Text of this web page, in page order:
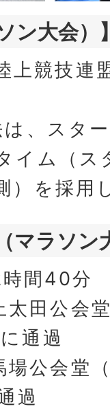
ン大会）
上競技連
、スタ
イム（ス
）を採用
マラソン
間40分
太田公会
通過
場公会堂
過